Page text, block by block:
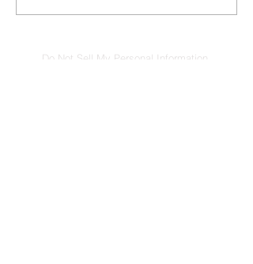
Do Not Sell My Personal Information